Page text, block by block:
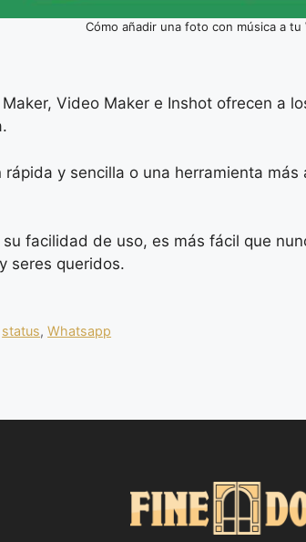
Cómo añadir una foto con música a
Video Maker e Inshot ofrecen a
y sencilla o una herramienta
facilidad de uso, es más fácil que
seres queridos.
status,Whatsapp